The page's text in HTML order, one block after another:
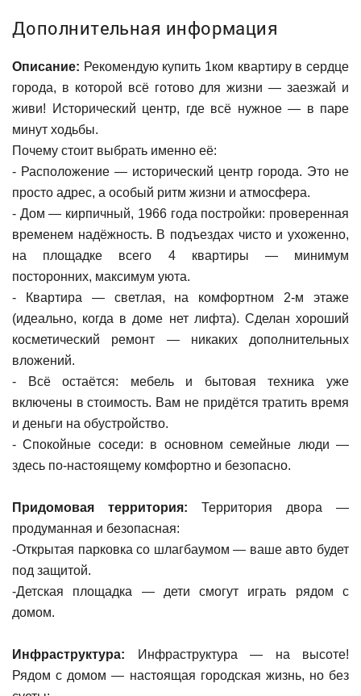
Дополнительная информация
Описание: Рекомендую купить 1ком квартиру в сердце
города, в которой всё готово для жизни — заезжай и
живи! Исторический центр, где всё нужное — в паре
минут ходьбы.
Почему стоит выбрать именно её:
- Расположение — исторический центр города. Это не
просто адрес, а особый ритм жизни и атмосфера.
- Дом — кирпичный, 1966 года постройки: проверенная
временем надёжность. В подъездах чисто и ухоженно,
на площадке всего 4 квартиры — минимум
посторонних, максимум уюта.
- Квартира — светлая, на комфортном 2-м этаже
(идеально, когда в доме нет лифта). Сделан хороший
косметический ремонт — никаких дополнительных
вложений.
- Всё остаётся: мебель и бытовая техника уже
включены в стоимость. Вам не придётся тратить время
и деньги на обустройство.
- Спокойные соседи: в основном семейные люди —
здесь по-настоящему комфортно и безопасно.
Придомовая территория: Территория двора —
продуманная и безопасная:
-Открытая парковка со шлагбаумом — ваше авто будет
под защитой.
-Детская площадка — дети смогут играть рядом с
домом.
Инфраструктура: Инфраструктура — на высоте!
Рядом с домом — настоящая городская жизнь, но без